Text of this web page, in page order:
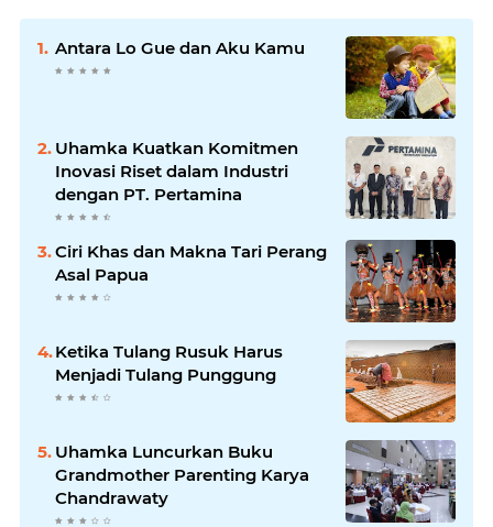
Antara Lo Gue dan Aku Kamu
Uhamka Kuatkan Komitmen
Inovasi Riset dalam Industri
dengan PT. Pertamina
Ciri Khas dan Makna Tari Perang
Asal Papua
Ketika Tulang Rusuk Harus
Menjadi Tulang Punggung
Uhamka Luncurkan Buku
Grandmother Parenting Karya
Chandrawaty